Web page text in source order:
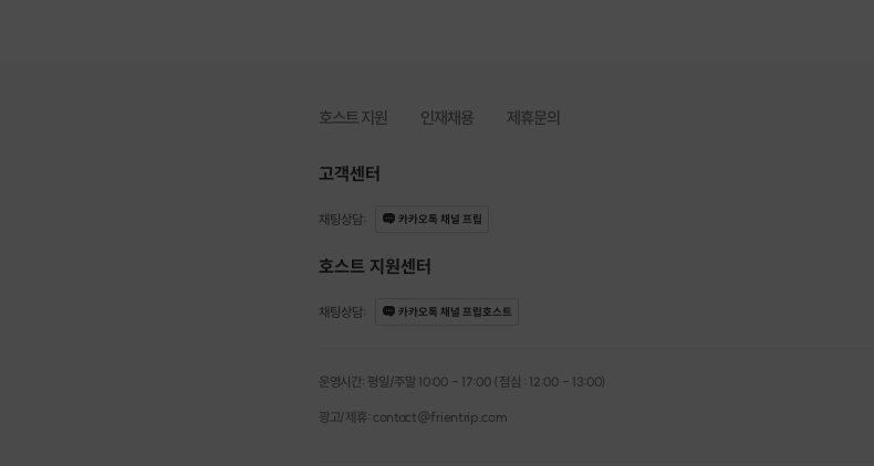
*대화시간: 한 사람당 12~15분 사이 (인원에 따라 변경)
진실성을 위해 2~3개의 쪽지 권장!!!!
✅ 참가자 조건
전문직,대기업,공기업, 교사,공무원, 공기업, 대기업, 금융업, 중견기업 등
사전: 사원증 또는 재직증명서 확인
여♀️
- 깔끔한 외모 및 자기 관리 하시는분
호스트 지원 인재채용 제휴문의
고객센터
채팅상담: 카카오톡 채널 프립
호스트 지원센터
채팅상담: 카카오톡 채널 프립호스트
운영시간: 평일/주말 10:00 - 17:00 (점심 : 12:00 - 13:00)
광고/제휴: contact@frientrip.com